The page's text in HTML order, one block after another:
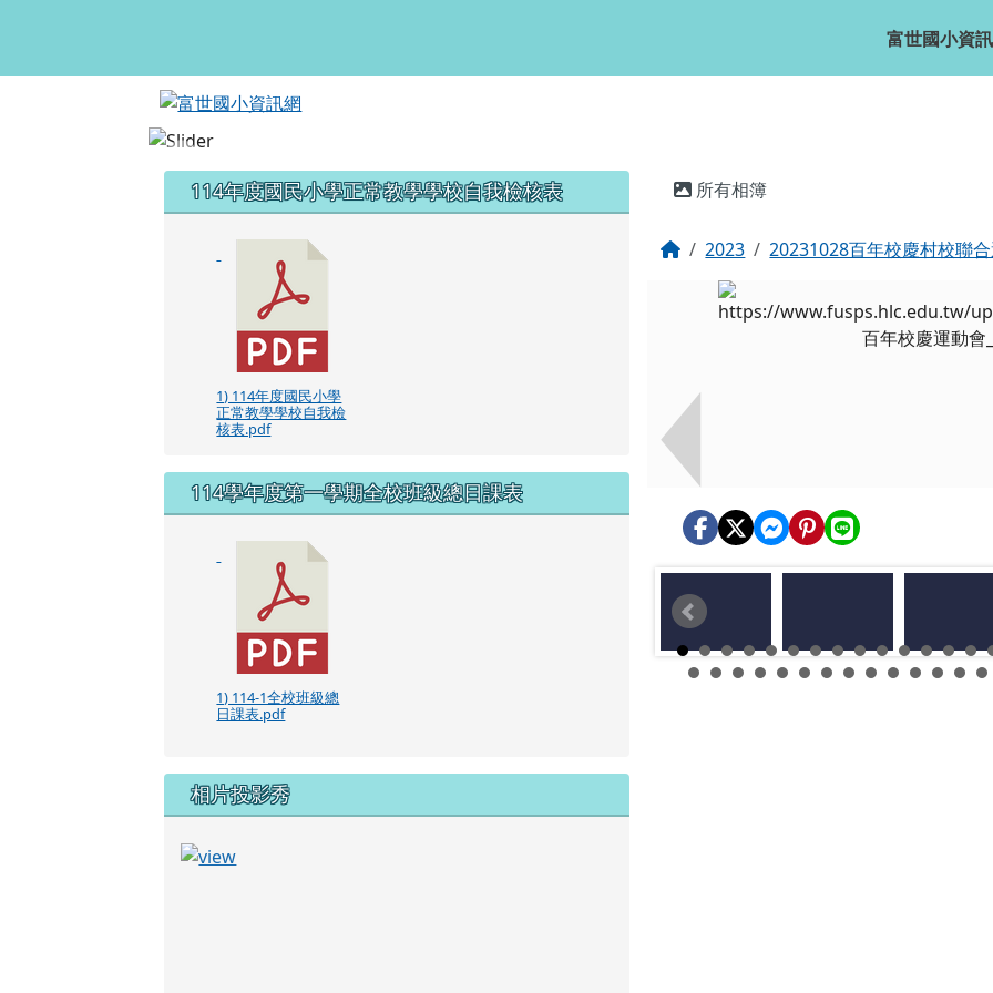
富世國小資
左邊區域內容
114年度國民小學正常教學學校自我檢核表
1) 114年度國民小學
正常教學學校自我檢
核表.pdf
114學年度第一學期全校班級總日課表
1) 114-1全校班級總
日課表.pdf
相片投影秀
主內容區域
所有相簿
回首頁
2023 20231028百年校慶村校聯